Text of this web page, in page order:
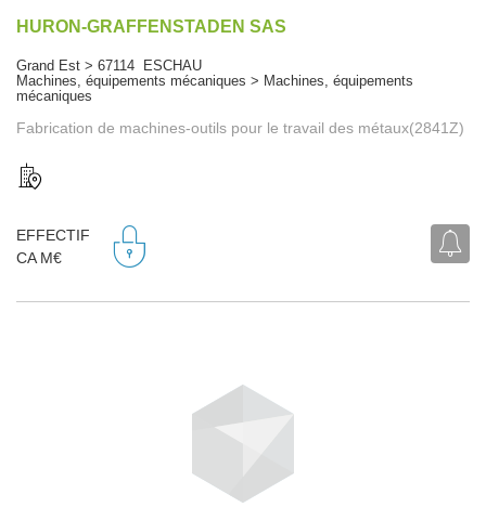
HURON-GRAFFENSTADEN SAS
Grand Est > 67114 ESCHAU
Machines, équipements mécaniques > Machines, équipements
mécaniques
Fabrication de machines-outils pour le travail des métaux(2841Z)
EFFECTIF
CA M€